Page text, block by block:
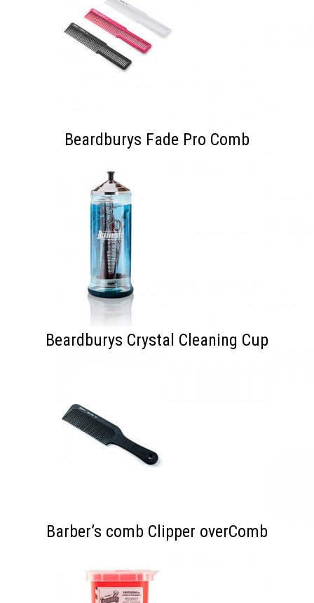
Beardburys Fade Pro Comb
Beardburys Crystal Cleaning Cup
Barber’s comb Clipper overComb